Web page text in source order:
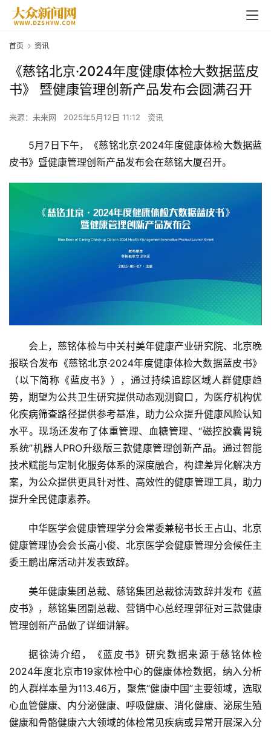
首页 资讯
《慈铭北京·2024年度健康体检大数据蓝皮
书》 暨健康管理创新产品发布会圆满召开
来源：未来网 2025年5月12日 11:12 资讯
5月7日下午，《慈铭北京·2024年度健康体检大数据蓝
皮书》暨健康管理创新产品发布会在慈铭大厦召开。
会上，慈铭体检与中关村美年健康产业研究院、北京晚
报联合发布《慈铭北京·2024年度健康体检大数据蓝皮书》
（以下简称《蓝皮书》），通过持续追踪区域人群健康趋
势，期望为公共卫生研究提供动态观测窗口，为医疗机构优
化疾病筛查路径提供参考基准，助力公众提升健康风险认知
水平。现场还发布了体重管理、血糖管理、“磁控胶囊胃镜
系统”机器人PRO升级版三款健康管理创新产品。通过智能
技术赋能与定制化服务体系的深度融合，构建差异化解决方
案，为公众提供更具针对性、高效性的健康管理工具，助力
提升全民健康素养。
中华医学会健康管理学分会常委兼秘书长王占山、北京
健康管理协会会长高小俊、北京医学会健康管理分会候任主
委王鹏出席活动并发表致辞。
美年健康集团总裁、慈铭集团总裁徐涛致辞并发布《蓝
皮书》，慈铭集团副总裁、营销中心总经理郭征对三款健康
管理创新产品做了详细讲解。
据徐涛介绍，《蓝皮书》研究数据来源于慈铭体检
2024年度北京市19家体检中心的健康体检数据，纳入分析
的人群样本量为113.46万，聚焦“健康中国”主要领域，选取
心血管健康、内分泌健康、呼吸健康、消化健康、泌尿生殖
健康和骨骼健康六大领域的体检常见疾病或异常开展深入分